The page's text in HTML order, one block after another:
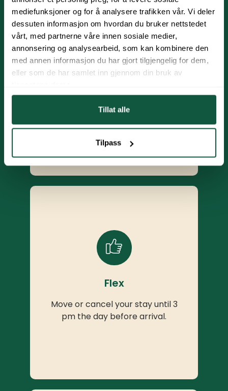
mediefunksjoner og for å analysere trafikken vår. Vi deler
dessuten informasjon om hvordan du bruker nettstedet
vårt, med partnerne våre innen sosiale medier,
annonsering og analysearbeid, som kan kombinere den
med annen informasjon du har gjort tilgjengelig for dem,
eller som de har samlet inn gjennom din bruk av
Tillat alle
Tilpass
Best
Our affordable option. You will not
be able to move or cancel
Flex
Move or cancel your stay until 3
pm the day before arrival.